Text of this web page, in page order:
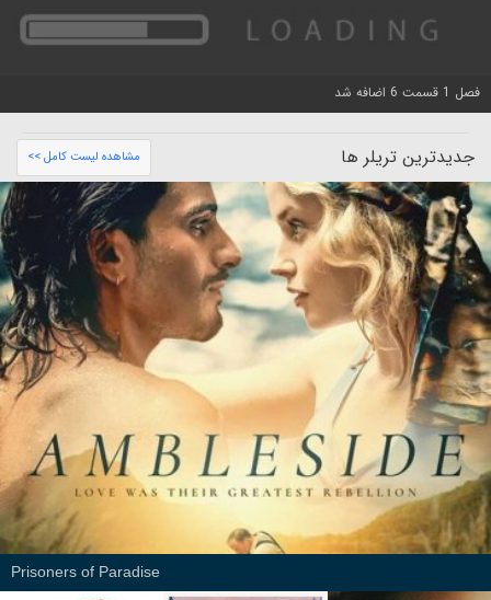
فصل 1 قسمت 6 اضافه شد
جدیدترین تریلر ها مشاهده لیست کامل >>
Prisoners of Paradise